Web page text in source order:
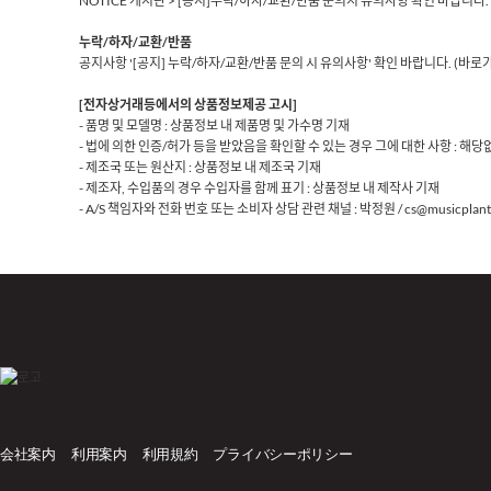
누락/하자/교환/반품
공지사항 '[공지] 누락/하자/교환/반품 문의 시 유의사항' 확인 바랍니다. (바로
[전자상거래등에서의 상품정보제공 고시]
- 품명 및 모델명 : 상품정보 내 제품명 및 가수명 기재
- 법에 의한 인증/허가 등을 받았음을 확인할 수 있는 경우 그에 대한 사항 : 해당
- 제조국 또는 원산지 : 상품정보 내 제조국 기재
- 제조자, 수입품의 경우 수입자를 함께 표기 : 상품정보 내 제작사 기재
- A/S 책임자와 전화 번호 또는 소비자 상담 관련 채널 : 박정원 /
会社案内 利用案内 利用規約
プライバシーポリシー